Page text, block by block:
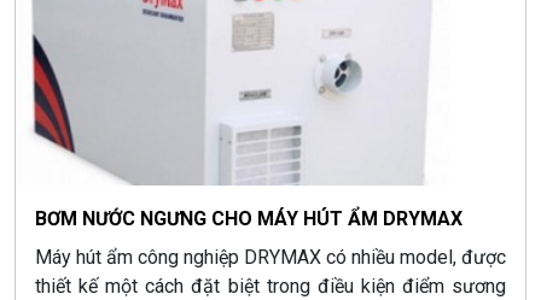
BƠM NƯỚC NGƯNG CHO MÁY HÚT ẨM DRYMAX
Máy hút ẩm công nghiệp DRYMAX có nhiều model, được
thiết kế một cách đặt biệt trong điều kiện điểm sương